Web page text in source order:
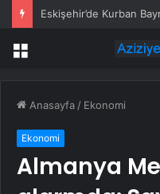
Eskişehir’de Kurban
Menü
Anasayfa / Ekonomi
Ekonomi
Almanya